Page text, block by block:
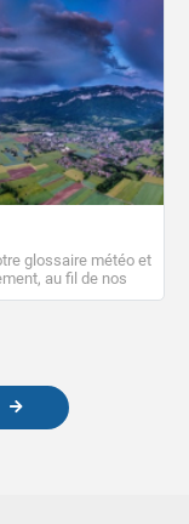
glossaire météo et
au fil de nos
utiles vers nos